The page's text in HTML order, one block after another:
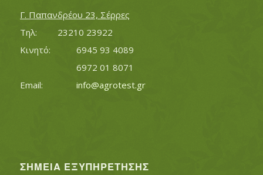
Γ. Παπανδρέου 23, Σέρρες
Τηλ:		23210 23922
Κινητό:		6945 93 4089
			6972 01 8071
info@agrotest.gr
ΣΗΜΕΊΑ ΕΞΥΠΗΡΈΤΗΣΗΣ